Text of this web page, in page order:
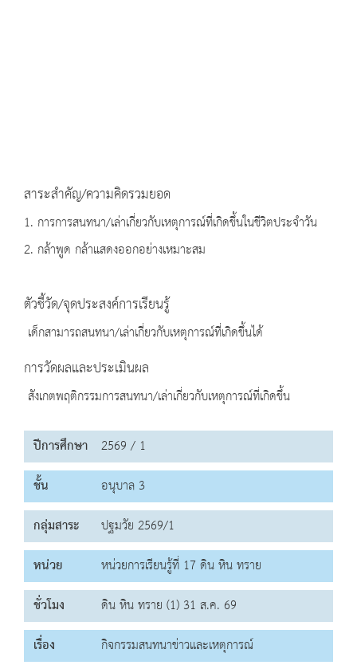
สาระสำคัญ/ความคิดรวมยอด
1. การการสนทนา/เล่าเกี่ยวกับเหตุการณ์ที่เกิดขึ้นในชีวิตประจำวัน
2. กล้าพูด กล้าแสดงออกอย่างเหมาะสม
ตัวชี้วัด/จุดประสงค์การเรียนรู้
เด็กสามารถสนทนา/เล่าเกี่ยวกับเหตุการณ์ที่เกิดขึ้นได้
การวัดผลและประเมินผล
สังเกตพฤติกรรมการสนทนา/เล่าเกี่ยวกับเหตุการณ์ที่เกิดขึ้น
ปีการศึกษา 2569 / 1
ชั้น
อนุบาล 3
กลุ่มสาระ
ปฐมวัย 2569/1
หน่วย
หน่วยการเรียนรู้ที่ 17 ดิน หิน ทราย
ชั่วโมง
ดิน หิน ทราย (1) 31 ส.ค. 69
เรื่อง
กิจกรรมสนทนาข่าวและเหตุการณ์